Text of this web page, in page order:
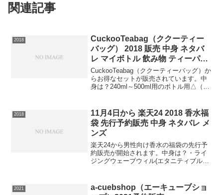
関連記事
2018
CuckooTeabag（ククーティー
バッグ） 2018 販売 中身 ネタバ
レ マイボトル 飲み物 ティーパッ
ク アイスティー 紅茶 日本茶 緑茶
中国茶 ハーブティー 健康茶 チャ
イ ミルクティー
CuckooTeabag（ククーティーバッグ）か
らお得なセットが販売されています。中
身は？240ml～500ml用のボトル用△（サ
セットです。⇒選べる240〜...
2018
11月4日から 楽天24 2018 香水福
袋 先行予約販売 中身 ネタバレ メ
ンズ
楽天24から男性向け香水の福袋の先行予
約販売が開始されます。中身は？・ライ
ジングウェーブウィル(エタニティブル
ボディスプレー GET UP！WAKE UP...
2021
a-cuebshop（エーキューブショ